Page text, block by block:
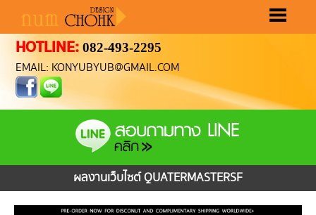
HOTLINE: 082-493-2295
EMAIL: KONYUBYUB@GMAIL.COM
ผลงานเว็บไซต์ QUATERMASTERSF